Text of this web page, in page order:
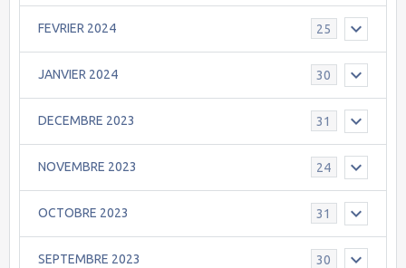
FEVRIER 2024 25
JANVIER 2024 30
DECEMBRE 2023 31
NOVEMBRE 2023 24
OCTOBRE 2023 31
SEPTEMBRE 2023 30